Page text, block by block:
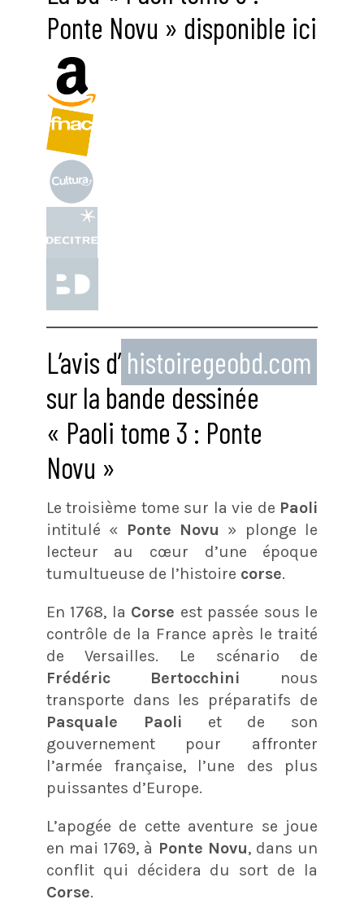
Ponte Novu » disponible ici
L’avis d’ histoiregeobd.com
sur la bande dessinée
« Paoli tome 3 : Ponte
Novu »
Le troisième tome sur la vie de Paoli
intitulé «
Ponte Novu » plonge le
lecteur au cœur d’une époque
tumultueuse de l’histoire corse.
En 1768, la Corse est passée sous le
contrôle de la France après le traité
de Versailles. Le scénario de
Frédéric Bertocchini nous
transporte dans les préparatifs de
Pasquale Paoli et de son
gouvernement pour affronter
l’armée française, l’une des plus
puissantes d’Europe.
L’apogée de cette aventure se joue
en mai 1769, à Ponte Novu, dans un
conflit qui décidera du sort de la
Corse.